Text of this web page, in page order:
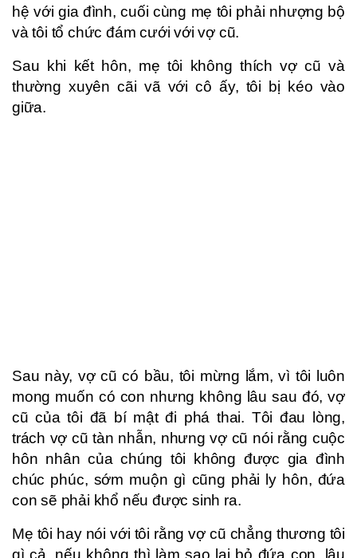
hệ với gia đình, cuối cùng mẹ tôi phải nhượng bộ
và tôi tổ chức đám cưới với vợ cũ.
Sau khi kết hôn, mẹ tôi không thích vợ cũ và
thường xuyên cãi vã với cô ấy, tôi bị kéo vào
giữa.
Sau này, vợ cũ có bầu, tôi mừng lắm, vì tôi luôn
mong muốn có con nhưng không lâu sau đó, vợ
cũ của tôi đã bí mật đi phá thai. Tôi đau lòng,
trách vợ cũ tàn nhẫn, nhưng vợ cũ nói rằng cuộc
hôn nhân của chúng tôi không được gia đình
chúc phúc, sớm muộn gì cũng phải ly hôn, đứa
con sẽ phải khổ nếu được sinh ra.
Mẹ tôi hay nói với tôi rằng vợ cũ chẳng thương tôi
gì cả, nếu không thì làm sao lại bỏ đứa con, lâu